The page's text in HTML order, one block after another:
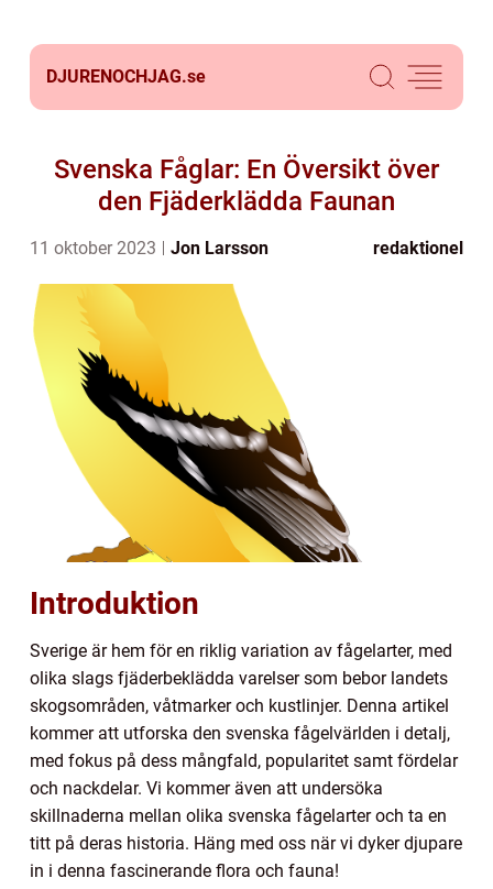
DJURENOCHJAG.se
Svenska Fåglar: En Översikt över
den Fjäderklädda Faunan
11 oktober 2023 Jon Larsson redaktionel
Introduktion
Sverige är hem för en riklig variation av fågelarter, med
olika slags fjäderbeklädda varelser som bebor landets
skogsområden, våtmarker och kustlinjer. Denna artikel
kommer att utforska den svenska fågelvärlden i detalj,
med fokus på dess mångfald, popularitet samt fördelar
och nackdelar. Vi kommer även att undersöka
skillnaderna mellan olika svenska fågelarter och ta en
titt på deras historia. Häng med oss när vi dyker djupare
in i denna fascinerande flora och fauna!